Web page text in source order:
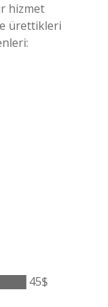
hizmet
ürettikleri
45$